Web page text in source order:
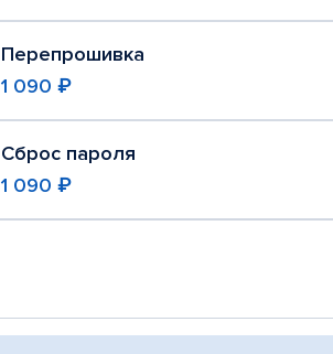
Перепрошивка
1 090 ₽
Сброс пароля
1 090 ₽